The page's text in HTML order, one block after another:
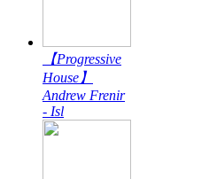
【Progressive
House】
Andrew Frenir
- Isl